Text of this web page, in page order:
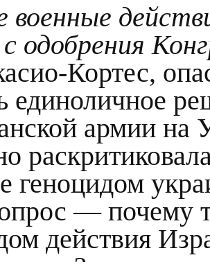
одобрения
Кортес,
единоличное
армии на
геноцидом
—
действия